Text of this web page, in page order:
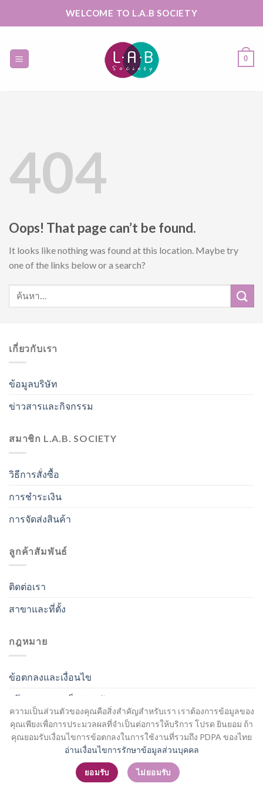
ความเป็นส่วนตัวของคุณคือสิ่งสำคัญสำหรับเรา เราต้องการข้อมูลของ
คุณเพียงเพื่อการประมวลผลที่จำเป็นต่อการให้บริการ โปรด ยินยอม ถ้า
คุณยอมรับเงื่อนไขการข้อตกลงในการใช้งานที่รวมถึง PDPA ของไทย
อ่านเงื่อนไขการรักษาข้อมูลส่วนบุคคล
ยอมรับ ไม่ยอมรับ
WELCOME TO L.A.B SOCIETY
0
404
Oops! That page can’t be found.
It looks like nothing was found at this location. Maybe try
one of the links below or a search?
เกี่ยวกับเรา
ข้อมูลบริษัท
ข่าวสารและกิจกรรม
สมาชิก L.A.B. SOCIETY
วิธีการสั่งซื้อ
การชำระเงิน
การจัดส่งสินค้า
ลูกค้าสัมพันธ์
ติดต่อเรา
สาขาและที่ตั้ง
กฎหมาย
ข้อตกลงและเงื่อนไข
นโยบายความเป็นส่วนตัว
สมัครสมาชิก / เข้าสู่ระบบ
Copyright 2026 ©Flatsome Theme